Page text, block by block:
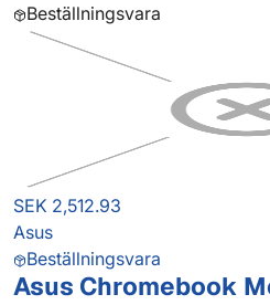
Beställningsvara
SEK 2,512.93
Asus
Beställningsvara
Asus Chromebook